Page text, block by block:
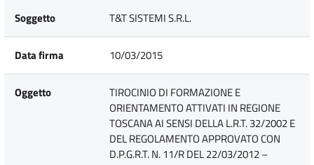
Soggetto T&T SISTEMI S.R.L.
Data firma 10/03/2015
Oggetto
TIROCINIO DI FORMAZIONE E
ORIENTAMENTO ATTIVATI IN REGIONE
TOSCANA AI SENSI DELLA L.R.T. 32/2002 E
DEL REGOLAMENTO APPROVATO CON
D.P.G.R.T. N. 11/R DEL 22/03/2012 –